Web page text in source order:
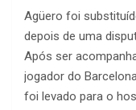
Agüero foi
depois de uma
Após ser
jogador do
foi levado para o